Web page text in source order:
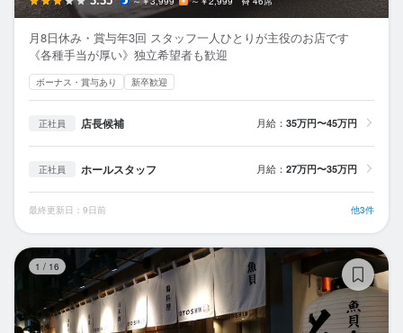
月8日休み・賞与年3回 スタッフ一人ひとりが主役のお店です
《各種手当が厚い》独立希望者も歓迎
ボーナス・賞与あり 新卒歓迎
正社員 店長候補 月給： 35万円〜45万円
正社員 ホールスタッフ 月給： 27万円〜35万円
最終更新日：9日前 他3件
1 / 16